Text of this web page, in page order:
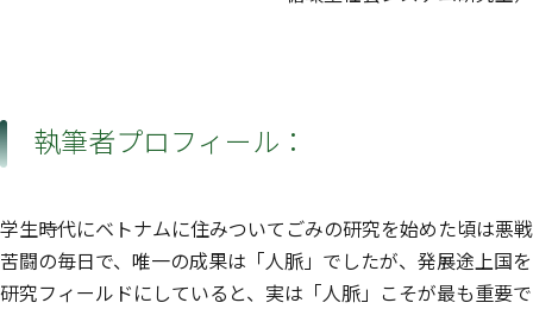
執筆者プロフィール：
学生時代にベトナムに住みついてごみの研究を始めた頃は悪戦
苦闘の毎日で、唯一の成果は「人脈」でしたが、発展途上国を
研究フィールドにしていると、実は「人脈」こそが最も重要で